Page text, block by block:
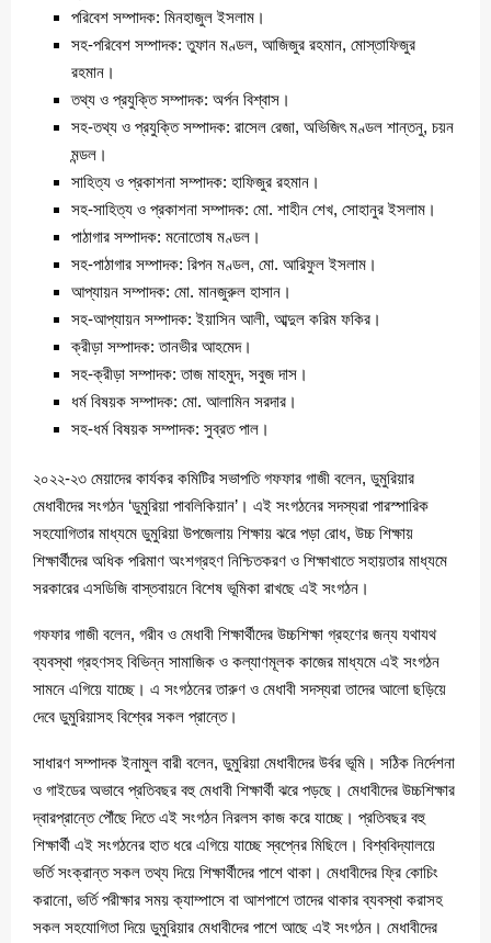
পরিবেশ সম্পাদক: মিনহাজুল ইসলাম।
সহ-পরিবেশ সম্পাদক: তুফান মণ্ডল, আজিজুর রহমান, মোস্তাফিজুর
রহমান।
তথ্য ও প্রযুক্তি সম্পাদক: অর্পন বিশ্বাস।
সহ-তথ্য ও প্রযুক্তি সম্পাদক: রাসেল রেজা, অভিজিৎ মণ্ডল শান্তনু, চয়ন
মন্ডল।
সাহিত্য ও প্রকাশনা সম্পাদক: হাফিজুর রহমান।
সহ-সাহিত্য ও প্রকাশনা সম্পাদক: মো. শাহীন শেখ, সোহানুর ইসলাম।
পাঠাগার সম্পাদক: মনোতোষ মণ্ডল।
সহ-পাঠাগার সম্পাদক: রিপন মণ্ডল, মো. আরিফুল ইসলাম।
আপ্যায়ন সম্পাদক: মো. মানজুরুল হাসান।
সহ-আপ্যায়ন সম্পাদক: ইয়াসিন আলী, আব্দুল করিম ফকির।
ক্রীড়া সম্পাদক: তানভীর আহমেদ।
সহ-ক্রীড়া সম্পাদক: তাজ মাহমুদ, সবুজ দাস।
ধর্ম বিষয়ক সম্পাদক: মো. আলামিন সরদার।
সহ-ধর্ম বিষয়ক সম্পাদক: সুব্রত পাল।
২০২২-২৩ মেয়াদের কার্যকর কমিটির সভাপতি গফফার গাজী বলেন, ডুমুরিয়ার
মেধাবীদের সংগঠন ‘ডুমুরিয়া পাবলিকিয়ান’। এই সংগঠনের সদস্যরা পারস্পারিক
সহযোগিতার মাধ্যমে ডুমুরিয়া উপজেলায় শিক্ষায় ঝরে পড়া রোধ, উচ্চ শিক্ষায়
শিক্ষার্থীদের অধিক পরিমাণ অংশগ্রহণ নিশ্চিতকরণ ও শিক্ষাখাতে সহায়তার মাধ্যমে
সরকারের এসডিজি বাস্তবায়নে বিশেষ ভূমিকা রাখছে এই সংগঠন।
গফফার গাজী বলেন, গরীব ও মেধাবী শিক্ষার্থীদের উচ্চশিক্ষা গ্রহণের জন্য যথাযথ
ব্যবস্থা গ্রহণসহ বিভিন্ন সামাজিক ও কল্যাণমূলক কাজের মাধ্যমে এই সংগঠন
সামনে এগিয়ে যাচ্ছে। এ সংগঠনের তারুণ ও মেধাবী সদস্যরা তাদের আলো ছড়িয়ে
দেবে ডুমুরিয়াসহ বিশ্বের সকল প্রান্তে।
সাধারণ সম্পাদক ইনামুল বারী বলেন, ডুমুরিয়া মেধাবীদের উর্বর ভূমি। সঠিক নির্দেশনা
ও গাইডের অভাবে প্রতিবছর বহু মেধাবী শিক্ষার্থী ঝরে পড়ছে। মেধাবীদের উচ্চশিক্ষার
দ্বারপ্রান্তে পৌঁছে দিতে এই সংগঠন নিরলস কাজ করে যাচ্ছে। প্রতিবছর বহু
শিক্ষার্থী এই সংগঠনের হাত ধরে এগিয়ে যাচ্ছে স্বপ্নের মিছিলে। বিশ্ববিদ্যালয়ে
ভর্তি সংক্রান্ত সকল তথ্য দিয়ে শিক্ষার্থীদের পাশে থাকা। মেধাবীদের ফ্রি কোচিং
করানো, ভর্তি পরীক্ষার সময় ক্যাম্পাসে বা আশপাশে তাদের থাকার ব্যবস্থা করাসহ
সকল সহযোগিতা দিয়ে ডুমুরিয়ার মেধাবীদের পাশে আছে এই সংগঠন। মেধাবীদের